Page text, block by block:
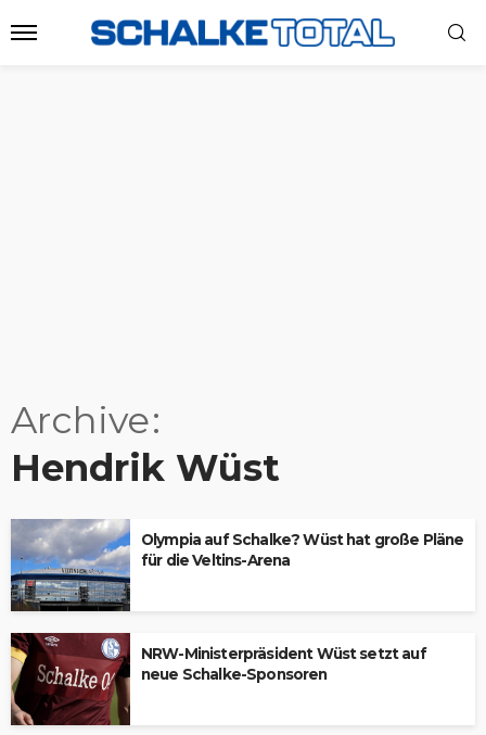
Archive
Hendrik Wüst
Olympia auf Schalke? Wüst hat große Pläne
für die Veltins-Arena
NRW-Ministerpräsident Wüst setzt auf
neue Schalke-Sponsoren